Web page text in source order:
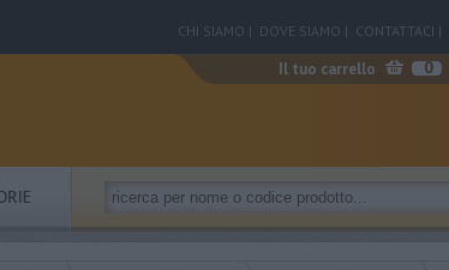
CHI SIAMO | DOVE SIAMO | CONTATTACI |
Il tuo carrello 0